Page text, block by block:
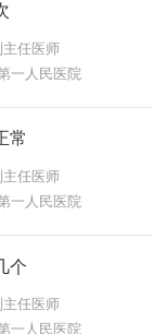
主任医师
一人民医院
常
主任医师
一人民医院
个
主任医师
一人民医院